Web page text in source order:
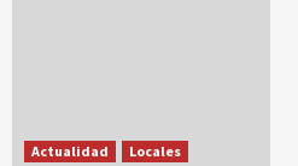
Actualidad Locales